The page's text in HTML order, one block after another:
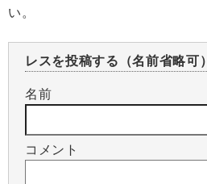
い。
レスを投稿する（名前省略可）
名前
コメント